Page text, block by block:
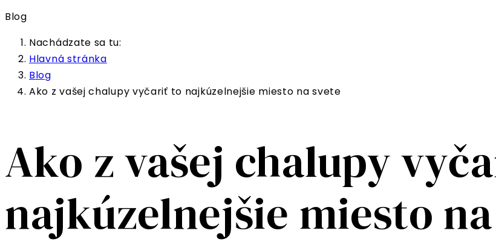
Blog
Nachádzate sa tu:
Hlavná stránka
Blog
Ako z vašej chalupy vyčariť to najkúzelnejšie miesto na svete
Ako z vašej chalupy
najkúzelnejšie miesto